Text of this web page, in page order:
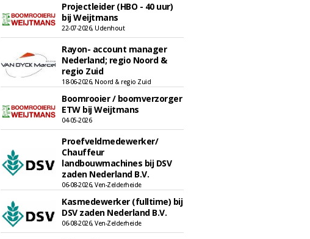
Projectleider (HBO - 40 uur)
bij Weijtmans
22-07-2026, Udenhout
Rayon- account manager
Nederland; regio Noord &
regio Zuid
18-06-2026, Noord & regio Zuid
Boomrooier / boomverzorger
ETW bij Weijtmans
04-05-2026
Proefveldmedewerker/
Chauffeur
landbouwmachines bij DSV
zaden Nederland B.V.
06-08-2026, Ven-Zelderheide
Kasmedewerker (fulltime) bij
DSV zaden Nederland B.V.
06-08-2026, Ven-Zelderheide